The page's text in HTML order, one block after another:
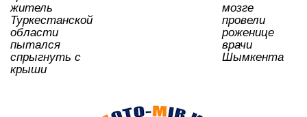
житель
Туркестанской
области
пытался
спрыгнуть с
крыши
мозге
провели
роженице
врачи
Шымкента